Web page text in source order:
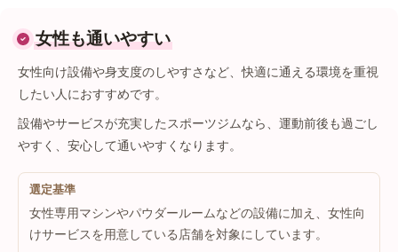
女性も通いやすい
女性向け設備や身支度のしやすさなど、快適に通える環境を重視
したい人におすすめです。
設備やサービスが充実したスポーツジムなら、運動前後も過ごし
やすく、安心して通いやすくなります。
選定基準
女性専用マシンやパウダールームなどの設備に加え、女性向
けサービスを用意している店舗を対象にしています。